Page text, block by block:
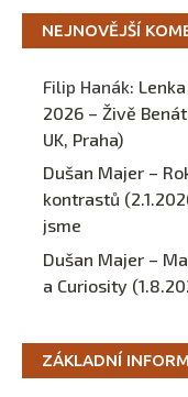
NEJNOVĚJŠÍ
Filip Hanák:
2026 – Živě
UK, Praha)
Dušan Majer –
kontrastů
jsme
Dušan Majer –
a Curiosity
ZÁKLADNÍ